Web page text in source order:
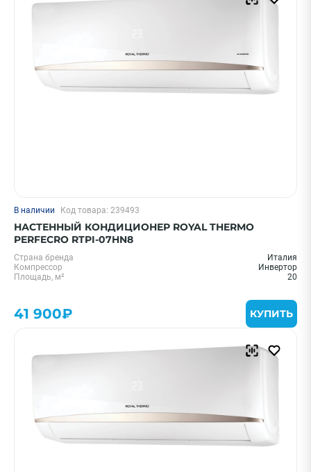
В наличии Код товара: 239493
НАСТЕННЫЙ КОНДИЦИОНЕР ROYAL THERMO
PERFECRO RTPI-07HN8
Страна бренда
Италия
Компрессор
Инвертор
Площадь, м²
20
41 900₽ КУПИТЬ